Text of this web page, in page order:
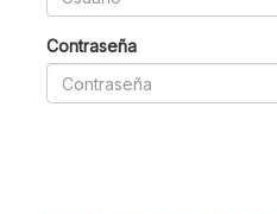
Contraseña